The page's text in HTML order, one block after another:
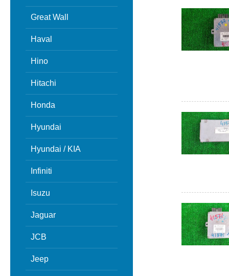
Great Wall
Haval
Hino
Hitachi
Honda
Hyundai
Hyundai / KIA
Infiniti
Isuzu
Jaguar
JCB
Jeep